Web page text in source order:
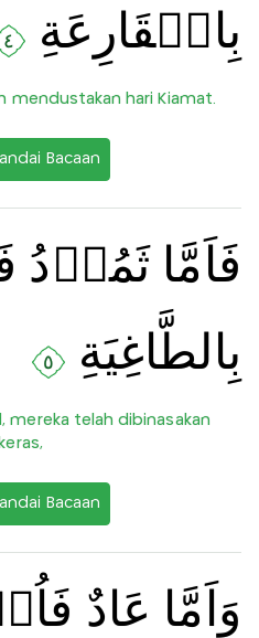
بِالۡقَارِعَةِ‏
٤
mendustakan hari Kiamat.
Bacaan
فَاَمَّا ثَمُوۡدُ
بِالطَّاغِيَةِ
٥
mereka telah dibinasakan
Bacaan
وَاَمَّا عَادٌ